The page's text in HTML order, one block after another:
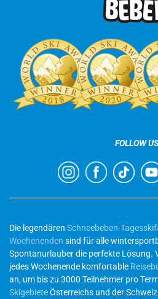
FOLLOW
Die legendären Schneebeben-
Wochenenden sind für alle
Spontanurlauber die perfekte Lösung.
jedes Wochenende komfortable
an, um bis zu 3000 Teilnehmer pro
SkigebieteÖsterreichs und der